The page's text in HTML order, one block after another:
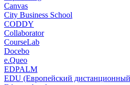
Canvas
City Business School
CODDY
Collaborator
CourseLab
Docebo
e.Queo
EDPALM
EDU (Европейский